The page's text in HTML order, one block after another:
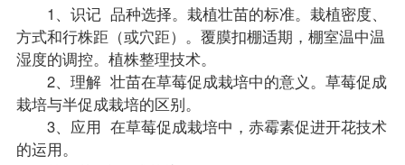
1、识记 品种选择。栽植壮苗的标准。栽植密度、
方式和行株距（或穴距）。覆膜扣棚适期，棚室温中温
湿度的调控。植株整理技术。
2、理解 壮苗在草莓促成栽培中的意义。草莓促成
栽培与半促成栽培的区别。
3、应用 在草莓促成栽培中，赤霉素促进开花技术
的运用。